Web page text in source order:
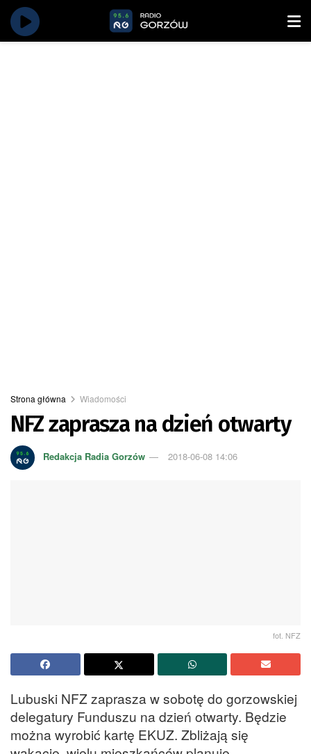
Strona główna Wiadomości
NFZ zaprasza na dzień otwarty
Redakcja Radia Gorzów 2018-06-08 14:06
fot. NFZ
Lubuski NFZ zaprasza w sobotę do gorzowskiej
delegatury Funduszu na dzień otwarty. Będzie
można wyrobić kartę EKUZ. Zbliżają się